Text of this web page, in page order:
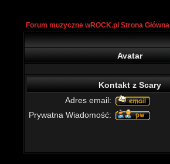
Forum muzyczne wROCK.pl Strona Główna
Avatar
Kontakt z Scary
Adres email:
Prywatna Wiadomość: